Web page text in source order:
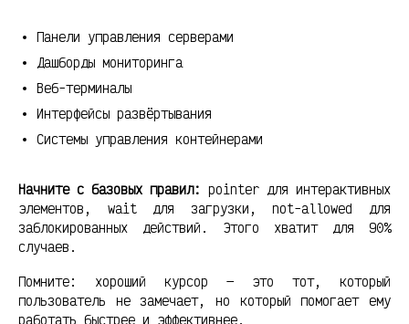
Панели управления серверами
Дашборды мониторинга
Веб-терминалы
Интерфейсы развёртывания
Системы управления контейнерами
Начните с базовых правил: pointer для интерактивных
элементов, wait для загрузки, not-allowed для
заблокированных действий. Этого хватит для 90%
случаев.
Помните: хороший курсор — это тот, который
пользователь не замечает, но который помогает ему
работать быстрее и эффективнее.